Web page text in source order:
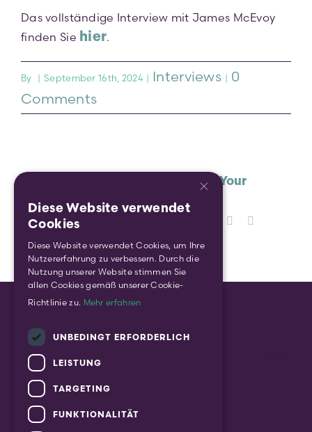
Das vollständige Interview mit James McEvoy
finden Sie hier.
By | September 16th, 2024 | Interviews | 0
Comments
Share This Story, Choose Your
Facebook Pinterest Xing
enquiry@gform.eu
Jägerstraße 60, 10117 Berlin
ENGLISH
×
Diese Website verwendet
Cookies
Diese Website verwendet Cookies, um Ihre
Nutzererfahrung zu verbessern. Durch die
Nutzung unserer Website stimmen Sie
allen Cookies gemäß unserer Cookie-
Richtlinie zu. Mehr erfahren
UNBEDINGT ERFORDERLICH
LEISTUNG
TARGETING
FUNKTIONALITÄT